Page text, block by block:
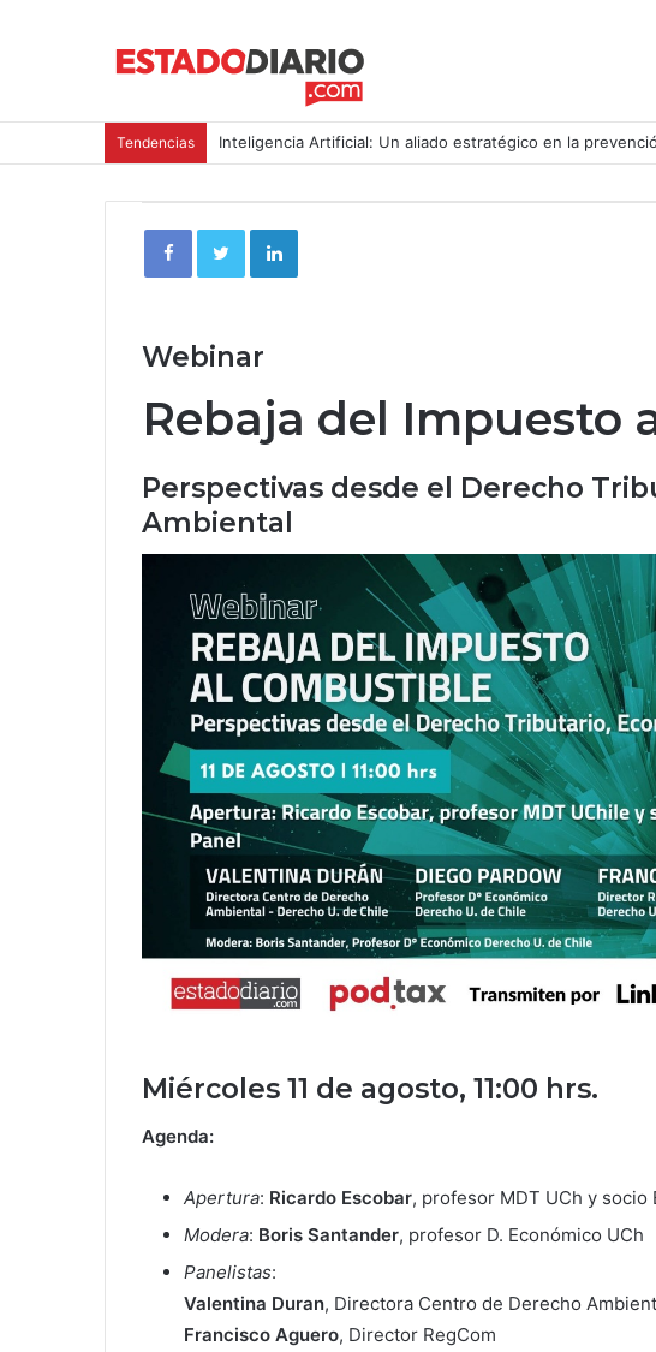
Tendencias Inteligencia Artificial: Un aliado estratégico en la
Webinar
Rebaja del Impuesto
Perspectivas desde el Derecho
Ambiental
Miércoles 11 de agosto, 11:00 hrs.
Agenda:
Apertura: Ricardo Escobar, profesor MDT UCh y socio
Modera: Boris Santander, profesor D. Económico UCh
Panelistas:
Valentina Duran, Directora Centro de Derecho
Francisco Aguero, Director RegCom